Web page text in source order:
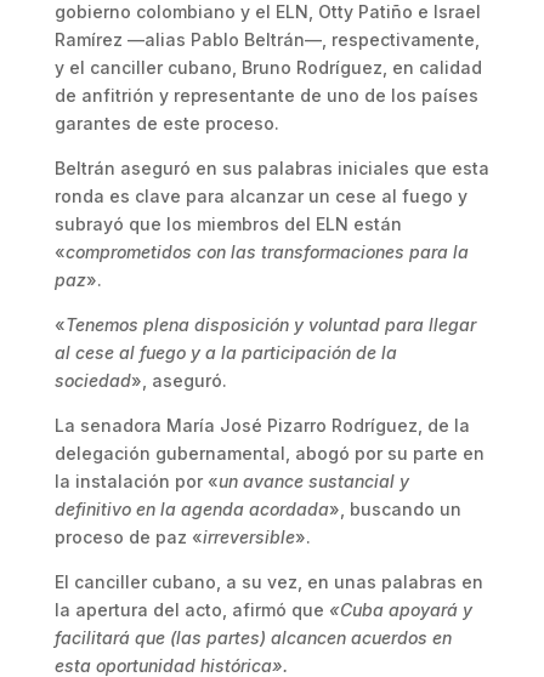
gobierno colombiano y el ELN, Otty Patiño e Israel
Ramírez —alias Pablo Beltrán—, respectivamente,
y el canciller cubano, Bruno Rodríguez, en calidad
de anfitrión y representante de uno de los países
garantes de este proceso.
Beltrán aseguró en sus palabras iniciales que esta
ronda es clave para alcanzar un cese al fuego y
subrayó que los miembros del ELN están
«comprometidos con las transformaciones para la
paz».
«Tenemos plena disposición y voluntad para llegar
al cese al fuego y a la participación de la
sociedad», aseguró.
La senadora María José Pizarro Rodríguez, de la
delegación gubernamental, abogó por su parte en
la instalación por «un avance sustancial y
definitivo en la agenda acordada», buscando un
proceso de paz «irreversible».
El canciller cubano, a su vez, en unas palabras en
la apertura del acto, afirmó que «Cuba apoyará y
facilitará que (las partes) alcancen acuerdos en
esta oportunidad histórica».